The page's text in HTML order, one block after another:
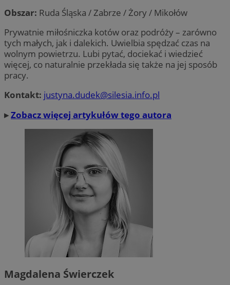
Obszar: Ruda Śląska / Zabrze / Żory / Mikołów
Prywatnie miłośniczka kotów oraz podróży – zarówno
tych małych, jak i dalekich. Uwielbia spędzać czas na
wolnym powietrzu. Lubi pytać, dociekać i wiedzieć
więcej, co naturalnie przekłada się także na jej sposób
pracy.
Kontakt: justyna.dudek@silesia.info.pl
▸Zobacz więcej artykułów tego autora
Magdalena Świerczek